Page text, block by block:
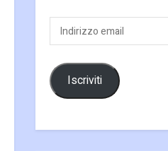
Indirizzo
email
Iscriviti